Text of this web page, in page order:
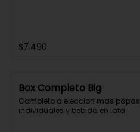
$7.490
Box Completo Big
Completo a eleccion mas papas
individuales y bebida en lata